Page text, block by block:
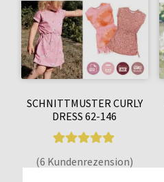
SCHNITTMUSTER CURLY
DRESS 62-146
5.00von 5,
(6 Kundenrezension)